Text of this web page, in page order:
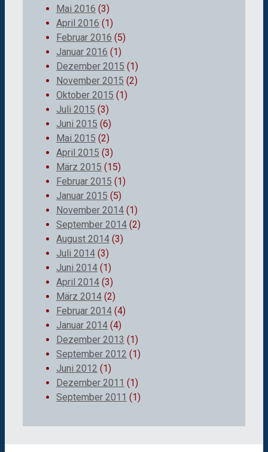
Mai 2016 (3)
April 2016 (1)
Februar 2016 (5)
Januar 2016 (1)
Dezember 2015 (1)
November 2015 (2)
Oktober 2015 (1)
Juli 2015 (3)
Juni 2015 (6)
Mai 2015 (2)
April 2015 (3)
März 2015 (15)
Februar 2015 (1)
Januar 2015 (5)
November 2014 (1)
September 2014 (2)
August 2014 (3)
Juli 2014 (3)
Juni 2014 (1)
April 2014 (3)
März 2014 (2)
Februar 2014 (4)
Januar 2014 (4)
Dezember 2013 (1)
September 2012 (1)
Juni 2012 (1)
Dezember 2011 (1)
September 2011 (1)